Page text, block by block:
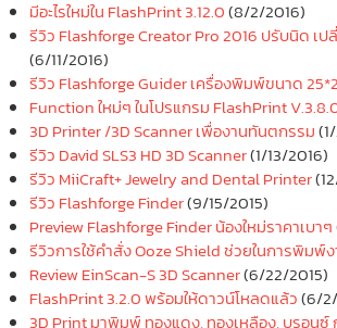
มีอะไรใหม่ใน FlashPrint 3.12.0(8/2/2016)
รีวิว Flashforge Creator Pro 2016 ปรับนิด เ
(6/11/2016)
รีวิว Flashforge Guider เครื่องพิมพ์ขนาด
Function ใหม่ๆ ในโปรแกรม FlashPrint
3D Printer /3D Scanner เพื่องานทันตกรรม
รีวิว David SLS3 HD 3D Scanner(1/13/2016)
รีวิว MiiCraft+ Jewelry and Dental Printer
รีวิว Flashforge Finder(9/15/2015)
Preview Flashforge Finder น้องใหม่ราคาเบาๆ
รีวิวการใช้คำสั่ง Ooze Shield ช่วยในการพิมพ์
Review EinScan-S 3D Scanner(6/22/2015)
FlashPrint 3.2.0 พร้อมให้ดาวน์โหลดแล้ว(6/
3D Print มาพิมพ์ ทองแดง, ทองเหลือง, บรอนซ์